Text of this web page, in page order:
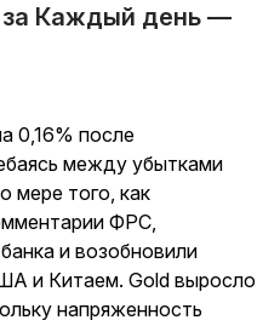
Каждый день —
0,16% после
между убытками
мере того, как
ФРС,
и возобновили
и Китаем. Gold выросло
напряженность